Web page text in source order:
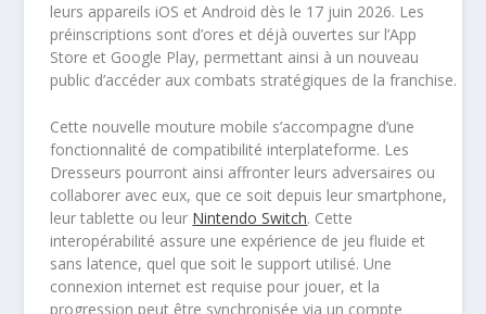
leurs appareils iOS et Android dès le 17 juin 2026. Les
préinscriptions sont d’ores et déjà ouvertes sur l’App
Store et Google Play, permettant ainsi à un nouveau
public d’accéder aux combats stratégiques de la franchise.
Cette nouvelle mouture mobile s’accompagne d’une
fonctionnalité de compatibilité interplateforme. Les
Dresseurs pourront ainsi affronter leurs adversaires ou
collaborer avec eux, que ce soit depuis leur smartphone,
leur tablette ou leur Nintendo Switch. Cette
interopérabilité assure une expérience de jeu fluide et
sans latence, quel que soit le support utilisé. Une
connexion internet est requise pour jouer, et la
progression peut être synchronisée via un compte